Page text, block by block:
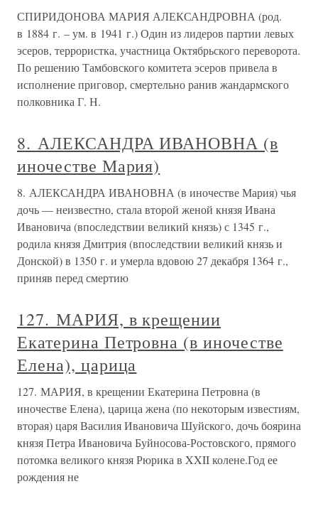
СПИРИДОНОВА МАРИЯ АЛЕКСАНДРОВНА (род.
в 1884 г. – ум. в 1941 г.) Один из лидеров партии левых
эсеров, террористка, участница Октябрьского переворота.
По решению Тамбовского комитета эсеров привела в
исполнение приговор, смертельно ранив жандармского
полковника Г. Н.
8. АЛЕКСАНДРА ИВАНОВНА (в
иночестве Мария)
8. АЛЕКСАНДРА ИВАНОВНА (в иночестве Мария) чья
дочь — неизвестно, стала второй женой князя Ивана
Ивановича (впоследствии великий князь) с 1345 г.,
родила князя Дмитрия (впоследствии великий князь и
Донской) в 1350 г. и умерла вдовою 27 декабря 1364 г.,
приняв перед смертию
127. МАРИЯ, в крещении
Екатерина Петровна (в иночестве
Елена), царица
127. МАРИЯ, в крещении Екатерина Петровна (в
иночестве Елена), царица жена (по некоторым известиям,
вторая) царя Василия Ивановича Шуйского, дочь боярина
князя Петра Ивановича Буйносова-Ростовского, прямого
потомка великого князя Рюрика в XXII колене.Год ее
рождения не